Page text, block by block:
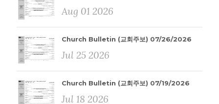
Aug 01 2026
Church Bulletin (교회주보) 07/26/2026
Jul 25 2026
Church Bulletin (교회주보) 07/19/2026
Jul 18 2026